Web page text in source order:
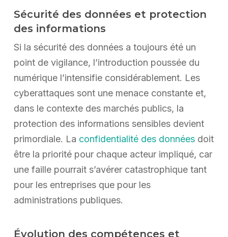
Sécurité des données et protection
des informations
Si la sécurité des données a toujours été un
point de vigilance, l’introduction poussée du
numérique l’intensifie considérablement. Les
cyberattaques sont une menace constante et,
dans le contexte des marchés publics, la
protection des informations sensibles devient
primordiale. La confidentialité des donnéesdoit
être la priorité pour chaque acteur impliqué, car
une faille pourrait s’avérer catastrophique tant
pour les entreprises que pour les
administrations publiques.
Évolution des compétences et